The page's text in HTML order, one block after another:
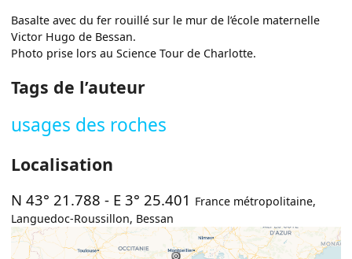
Basalte avec du fer rouillé sur le mur de l’école maternelle
Victor Hugo de Bessan.
Photo prise lors au Science Tour de Charlotte.
Tags de l’auteur
usages des roches
Localisation
N 43° 21.788 - E 3° 25.401 France métropolitaine,
Languedoc-Roussillon, Bessan